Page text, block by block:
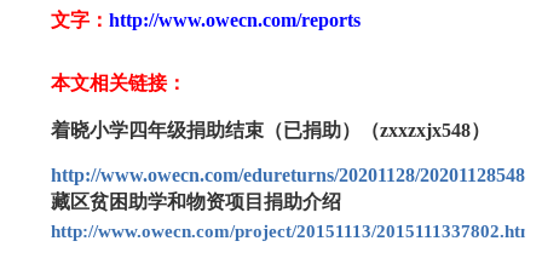
文字： http://www.owecn.com/reports
本文相关链接：
着晓小学四年级捐助结束（已捐助）（zxxzxjx548）
http://www.owecn.com/edureturns/20201128/
藏区贫困助学和物资项目捐助介绍
http://www.owecn.com/project/20151113/2015111337802.html